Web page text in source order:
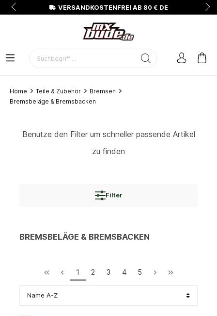
VERSANDKOSTENFREI AB 80 € DE
Home Teile & Zubehör
Bremsen
Bremsbeläge & Bremsbacken
Benutze den Filter um schneller passende Artikel
zu finden
Filter
BREMSBELÄGE & BREMSBACKEN
1 2 3 4 5